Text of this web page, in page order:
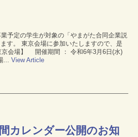
予定の学生が対象の「やまがた合同企業説
す。 東京会場に参加いたしますので、是
京会場】 開催期間 ： 令和6年3月6日(水)
... View Article
間カレンダー公開のお知